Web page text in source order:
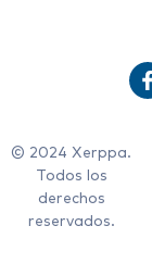
© 2024 Xerppa.
Todos los
derechos
reservados.